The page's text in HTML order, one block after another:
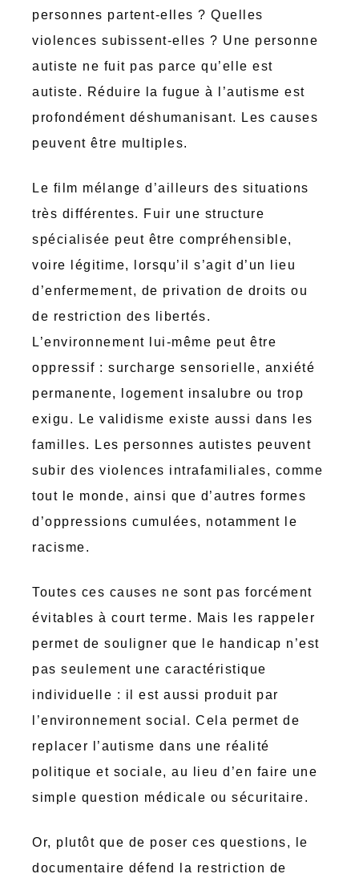
personnes partent-elles ? Quelles
violences subissent-elles ? Une personne
autiste ne fuit pas parce qu’elle est
autiste. Réduire la fugue à l’autisme est
profondément déshumanisant. Les causes
peuvent être multiples.
Le film mélange d’ailleurs des situations
très différentes. Fuir une structure
spécialisée peut être compréhensible,
voire légitime, lorsqu’il s’agit d’un lieu
d’enfermement, de privation de droits ou
de restriction des libertés.
L’environnement lui-même peut être
oppressif : surcharge sensorielle, anxiété
permanente, logement insalubre ou trop
exigu. Le validisme existe aussi dans les
familles. Les personnes autistes peuvent
subir des violences intrafamiliales, comme
tout le monde, ainsi que d’autres formes
d’oppressions cumulées, notamment le
racisme.
Toutes ces causes ne sont pas forcément
évitables à court terme. Mais les rappeler
permet de souligner que le handicap n’est
pas seulement une caractéristique
individuelle : il est aussi produit par
l’environnement social. Cela permet de
replacer l’autisme dans une réalité
politique et sociale, au lieu d’en faire une
simple question médicale ou sécuritaire.
Or, plutôt que de poser ces questions, le
documentaire défend la restriction de